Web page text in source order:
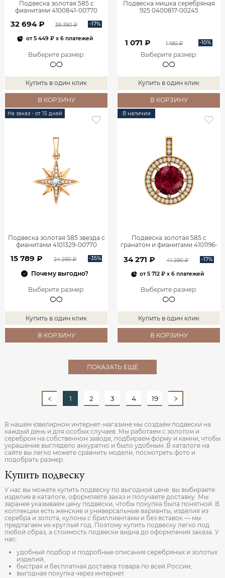
Подвеска золотая 585 с
фианитами 4100841-00770
32 694 ₽ 39 390 ₽ -17%
от5 449 ₽x 6 платежей
Выберите размер:
Купить в один клик
В КОРЗИНУ
Подвеска мишка серебряная
925 0400817-00245
1 071 ₽ 1 190 ₽ -10%
Выберите размер:
Купить в один клик
В КОРЗИНУ
На заказ - от 15 дней
Подвеска золотая 585 звезда с
фианитами 4101329-00770
15 789 ₽ 24 290 ₽ -35%
Почему выгодно?
Выберите размер:
Купить в один клик
В КОРЗИНУ
В наличии
Подвеска золотая 585 с
гранатом и фианитами 4101196-
34 271 ₽ 41 290 ₽ -17%
от5 712 ₽ x 6 платежей
Выберите размер:
Купить в один клик
В КОРЗИНУ
ПОКАЗАТЬ ЕЩЁ
1 2 3 4 19
В нашем ювелирном интернет‑магазине мы создаём подвески на
каждый день и для особых случаев. Мы работаем с золотом и
серебром на собственном заводе, подбираем форму и камни, чтобы
украшение выглядело аккуратно и было удобным. В каталоге на
сайте вы легко можете сравнить модели, посмотреть фото и
подобрать размер.
Купить подвеску
У нас вы можете купить подвеску по выгодной цене: вы выбираете
изделие в каталоге, оформляете заказ и получаете доставку. Мы
заранее указываем цену подвески, чтобы покупка была понятной. В
коллекции есть женские и универсальные варианты, изделия из
серебра и золота, кулоны с бриллиантами и без вставок — мы
предлагаем их круглый год. Поэтому купить подвеску легко под
любой образ, а стоимость подвески видна до оформления заказа. У
нас:
удобный подбор и подробные описания серебряных и золотых
изделий;
быстрая и бесплатная доставка товара по всей России;
выгодная покупка через интернет.